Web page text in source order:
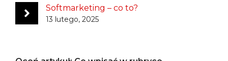
Softmarketing – co to?
13 lutego, 2025